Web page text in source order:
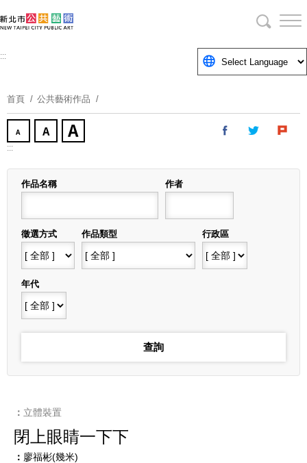
到
要
塊
:::
首頁 公共藝術作品
:::
作品名稱 作者
徵選方式 作品類型 行政區
年代
立體裝置
閉上眼睛一下下
廖福彬(幾米)